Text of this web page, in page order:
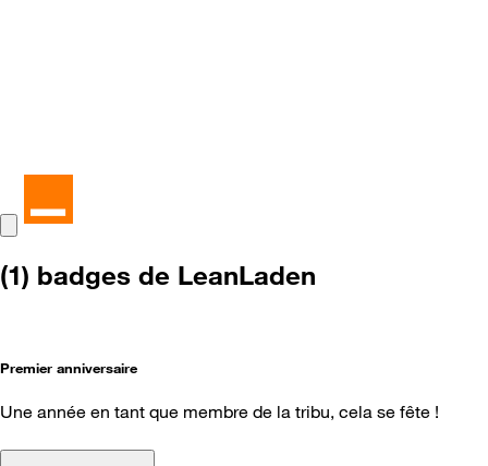
(1) badges de LeanLaden
Premier anniversaire
Une année en tant que membre de la tribu, cela se fête !